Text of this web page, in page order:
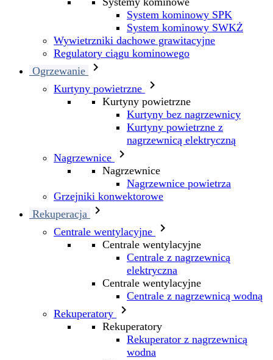
System kominowy SPK
System kominowy SWKŻ
Wywietrzniki dachowe grawitacyjne
Regulatory ciągu kominowego
Ogrzewanie

Kurtyny powietrzne 
Kurtyny powietrzne
Kurtyny bez nagrzewnicy
Kurtyny powietrzne z
nagrzewnicą elektryczną
Nagrzewnice

Nagrzewnice
Nagrzewnice powietrza
Grzejniki konwektorowe
Rekuperacja

Centrale wentylacyjne 
Centrale wentylacyjne
Centrale z nagrzewnicą
elektryczna
Centrale wentylacyjne
Centrale z nagrzewnicą wodną
Rekuperatory

Rekuperatory
Rekuperator z nagrzewnicą
wodna